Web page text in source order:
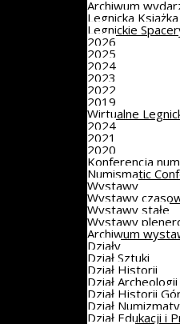
Archiwum
Legnicka
Legnickie
2026
2025
2024
2023
2022
2019
Wirtualne
2024
2021
2020
Konferencja
Numismatic
Wystawy
Wystawy
Wystawy stałe
Wystawy
Archiwum
Działy
Dział Sztuki
Dział Historii
Dział Archeologii
Dział Historii
Dział
Dział Edukacji i